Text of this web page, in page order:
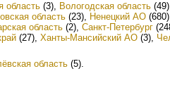
область (3), Вологодская область (49)
область (23), Ненецкий АО (680)
область (2), Санкт-Петербург
(27), Ханты-Мансийский АО (3),
область (5).